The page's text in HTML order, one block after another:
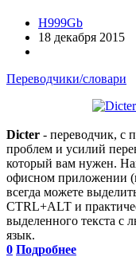
H999Gb
18 декабря 2015
Переводчики/словари
Dicter - переводчик, с
проблем и усилий
который вам нужен.
офисном приложении
всегда можете
CTRL+ALT и
выделенного текста с
язык.
0 Подробнее